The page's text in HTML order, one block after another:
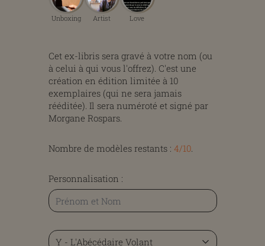
Unboxing Artist Love
Cet ex-libris sera gravé à votre nom (ou
à celui à qui vous l'offrez). C'est une
création en édition limitée à 10
exemplaires (qui ne sera jamais
rééditée). Il sera numéroté et signé par
Morgane Rospars.
Nombre de modèles restants : 4/10.
Personnalisation :